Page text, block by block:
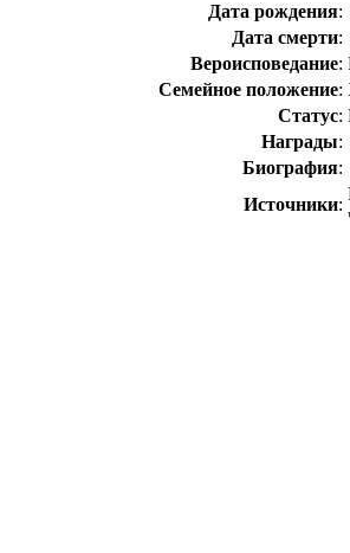
Дата рождения:
Дата смерти:
Вероисповедание:
Семейное положение:
Статус:
Награды:
Биография:
Источники: